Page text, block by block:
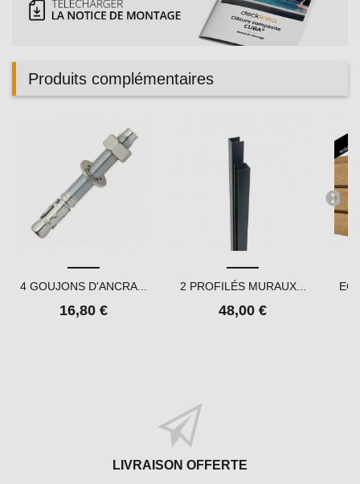
Produits complémentaires
4 GOUJONS D'ANCRA...
16,80 €
2 PROFILÉS MURAUX...
48,00 €
LIVRAISON OFFERTE